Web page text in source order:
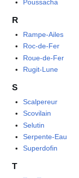
Poussacha
R
Rampe-Ailes
Roc-de-Fer
Roue-de-Fer
Rugit-Lune
S
Scalpereur
Scovilain
Selutin
Serpente-Eau
Superdofin
T